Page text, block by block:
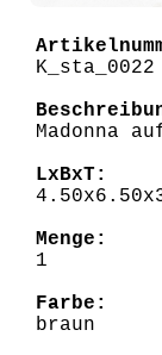
K_sta_0022
Madonna
LxBxT:
Menge:
1
Farbe:
braun